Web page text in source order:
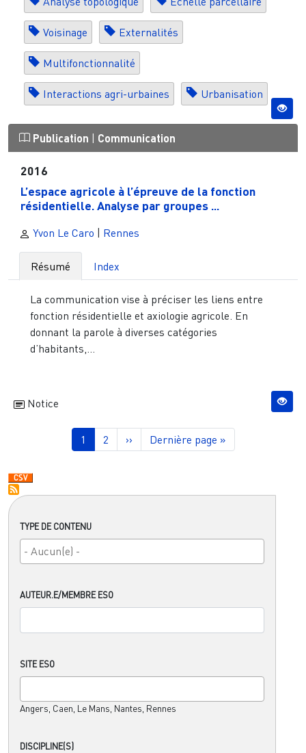
TYPE DE CONTENU
AUTEUR.E/MEMBRE ESO
SITE ESO
Angers, Caen, Le Mans, Nantes, Rennes
DISCIPLINE(S)
Voisinage Externalités
Multifonctionnalité
Interactions agri-urbaines Urbanisation
Publication | Communication
2016
L’espace agricole à l’épreuve de la fonction
résidentielle. Analyse par groupes ...
Yvon Le Caro Rennes
Résumé Index
La communication vise à préciser les liens entre
fonction résidentielle et axiologie agricole. En
donnant la parole à diverses catégories
d’habitants,...
Notice
Pagination
Page courante
1 Page
2 Page suivante
›› Dernière page
Dernière page »